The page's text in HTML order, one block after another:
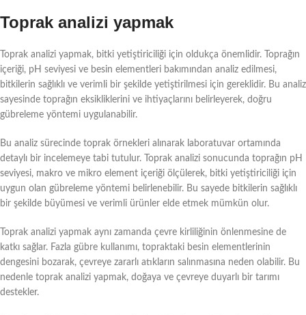
Toprak analizi yapmak
Toprak analizi yapmak, bitki yetiştiriciliği için oldukça önemlidir. Toprağın
içeriği, pH seviyesi ve besin elementleri bakımından analiz edilmesi,
bitkilerin sağlıklı ve verimli bir şekilde yetiştirilmesi için gereklidir. Bu analiz
sayesinde toprağın eksikliklerini ve ihtiyaçlarını belirleyerek, doğru
gübreleme yöntemi uygulanabilir.
Bu analiz sürecinde toprak örnekleri alınarak laboratuvar ortamında
detaylı bir incelemeye tabi tutulur. Toprak analizi sonucunda toprağın pH
seviyesi, makro ve mikro element içeriği ölçülerek, bitki yetiştiriciliği için
uygun olan gübreleme yöntemi belirlenebilir. Bu sayede bitkilerin sağlıklı
bir şekilde büyümesi ve verimli ürünler elde etmek mümkün olur.
Toprak analizi yapmak aynı zamanda çevre kirliliğinin önlenmesine de
katkı sağlar. Fazla gübre kullanımı, topraktaki besin elementlerinin
dengesini bozarak, çevreye zararlı atıkların salınmasına neden olabilir. Bu
nedenle toprak analizi yapmak, doğaya ve çevreye duyarlı bir tarımı
destekler.